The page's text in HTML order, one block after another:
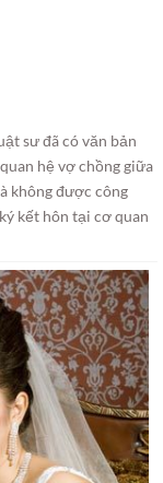
sư đã có văn bản
hệ vợ chồng giữa
không được công
kết hôn tại cơ quan